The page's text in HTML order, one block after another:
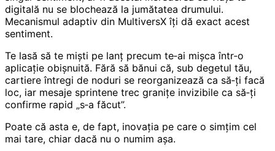
digitală nu se blochează la jumătatea drumului.
Mecanismul adaptiv din MultiversX îți dă exact acest
sentiment.
Te lasă să te miști pe lanț precum te‑ai mișca într‑o
aplicație obișnuită. Fără să bănui că, sub degetul tău,
cartiere întregi de noduri se reorganizează ca să‑ți facă
loc, iar mesaje sprintene trec granițe invizibile ca să‑ți
confirme rapid „s‑a făcut”.
Poate că asta e, de fapt, inovația pe care o simțim cel
mai tare, chiar dacă nu o numim așa.